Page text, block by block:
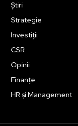
Știri
Strategie
Investiții
CSR
Opinii
Finanțe
HR și Management